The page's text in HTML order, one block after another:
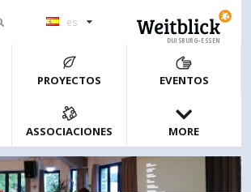
es
DUISBURG-ESSEN
PROYECTOS EVENTOS
ASSOCIACIONES MORE